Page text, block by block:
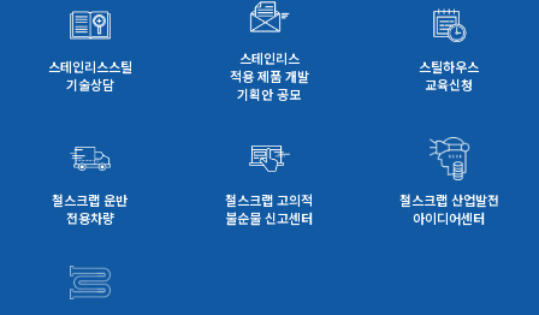
스테인리스스틸
기술상담
스테인리스
적용 제품 개발
기획안 공모
스틸하우스
교육신청
철스크랩 운반
전용차량
철스크랩 고의적
불순물 신고센터
철스크랩 산업발전
아이디어센터